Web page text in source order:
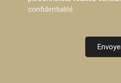
confidentialité.